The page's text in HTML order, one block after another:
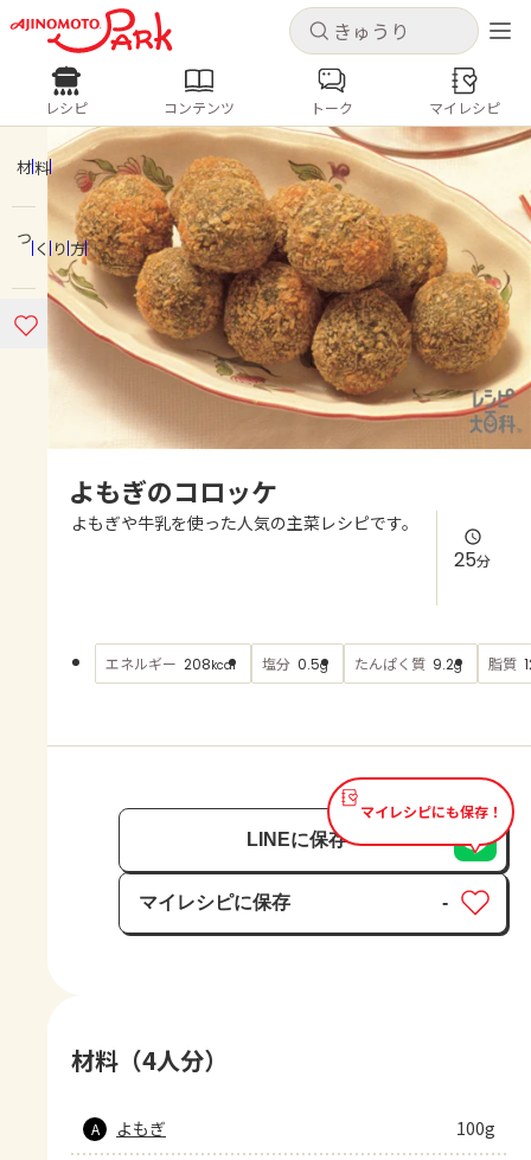
キャンセル
ログインするとレシピを保存できます
ログイン 新規登録
ホーム
コンテンツ
レシピ
よくあるお問い合わせ
AJINOMOTO PARK とは
キャンセル
レシピ コンテンツ
人気の食材・レシピ
きゅうり なす トマト
とうもろこし
ピーマン
みょうが ゴーヤ
レシピ コンテンツ トーク マイレシピ
材料
つくり方
よもぎのコロッケ
よもぎや牛乳を使った人気の主菜レシピです。
25分
エネルギー 208kcal 塩分 0.5g たんぱく質 9.2g 脂質
マイレシピにも保存！
LINEに保存
マイレシピに保存
保存済み
-
材料（4人分）
A よもぎ 100g